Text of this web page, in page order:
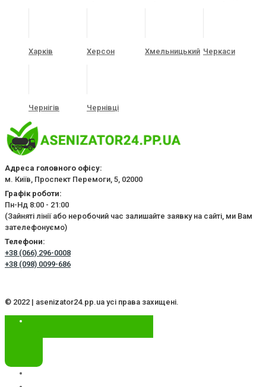
Харків Херсон Хмельницький Черкаси
Чернігів Чернівці
Адреса головного офісу:
м. Київ, Проспект Перемоги, 5, 02000
Графік роботи:
Пн-Нд 8:00 - 21:00
(Зайняті лінії або неробочий час залишайте заявку на сайті, ми Вам
зателефонуємо)
Телефони:
+38 (066) 296-0008
+38 (098) 0099-686
© 2022 | asenizator24.pp.ua усі права захищені.